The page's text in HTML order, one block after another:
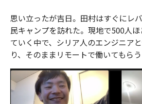
思い立ったが吉日。田村はすぐにレ
民キャンプを訪れた。現地で500人
ていく中で、シリア人のエンジニア
り、そのままリモートで働いてもらう